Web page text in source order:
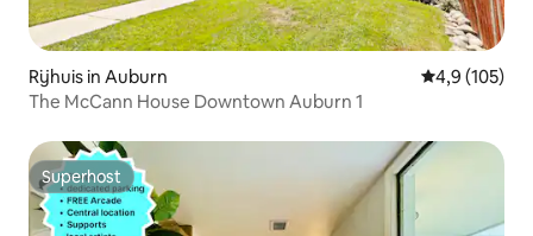
Rijhuis in Auburn Gemiddelde
4,9 (105)
The McCann House Downtown Auburn 1
Superhost
Superhost